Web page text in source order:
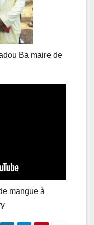
Ba maire de
mangue à